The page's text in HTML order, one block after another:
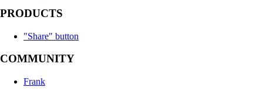
PRODUCTS
"Share" button
COMMUNITY
Frank